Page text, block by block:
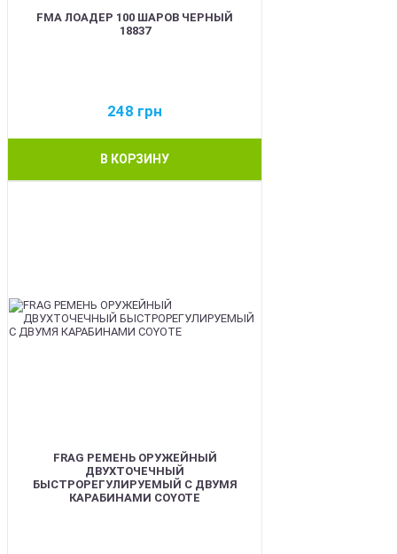
FMA ЛОАДЕР 100 ШАРОВ ЧЕРНЫЙ
18837
248 грн
В КОРЗИНУ
FRAG РЕМЕНЬ ОРУЖЕЙНЫЙ
ДВУХТОЧЕЧНЫЙ
БЫСТРОРЕГУЛИРУЕМЫЙ С ДВУМЯ
КАРАБИНАМИ COYOTE